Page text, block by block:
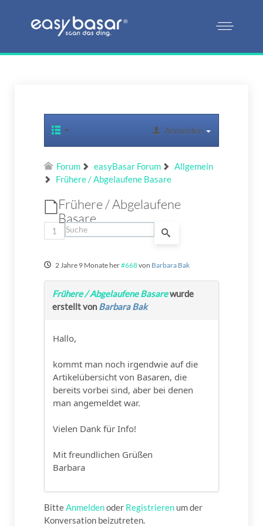
Anmelden
Forum easyBasar Forum
Allgemein
Frühere / Abgelaufene Basare
Frühere / Abgelaufene
Basare
1
2 Jahre 9 Monate her#668von Barbara Bak
Frühere / Abgelaufene Basarewurde
erstellt von Barbara Bak
Hallo,
kommt man noch irgendwie auf die
Artikelübersicht von Basaren, die
bereits vorbei sind, aber bei denen
man angemeldet war.
Vielen Dank für Info!
Mit freundlichen Grüßen
Barbara
BitteAnmeldenoder Registrieren um der
Konversation beizutreten.